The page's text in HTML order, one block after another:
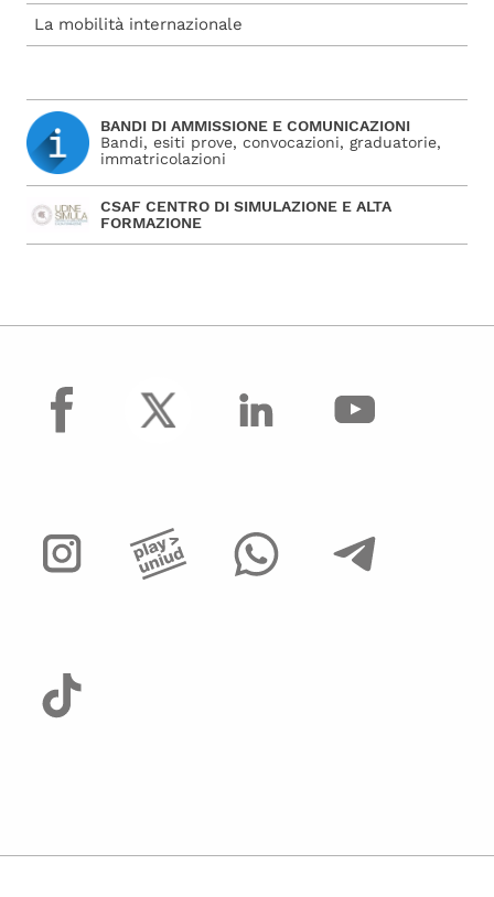
La mobilità internazionale
BANDI DI AMMISSIONE E COMUNICAZIONI
Bandi, esiti prove, convocazioni, graduatorie,
immatricolazioni
CSAF CENTRO DI SIMULAZIONE E ALTA
FORMAZIONE
facebook